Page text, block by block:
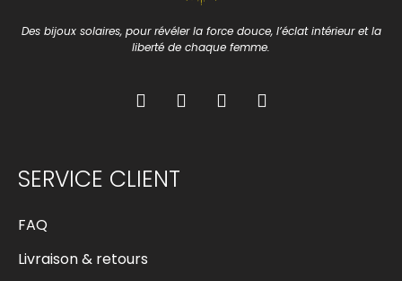
Des bijoux solaires, pour révéler la force douce, l’éclat intérieur et la
liberté de chaque femme.
SERVICE CLIENT
FAQ
Livraison & retours